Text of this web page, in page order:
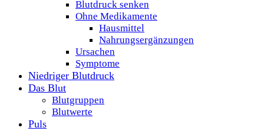
Blutdruck senken
Ohne Medikamente
Hausmittel
Nahrungsergänzungen
Ursachen
Symptome
Niedriger Blutdruck
Das Blut
Blutgruppen
Blutwerte
Puls